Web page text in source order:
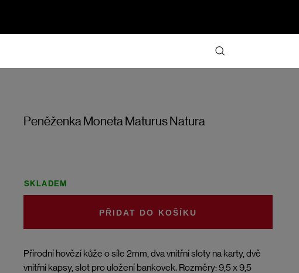
Peněženka Moneta Maturus Natura
Přírodní hovězí kůže o síle 2mm, dva vnitřní sloty na karty, dvě
vnitřní kapsy, slot pro uložení bankovek. Rozměry: 9,5 x 9,5
SKLADEM
DO KOŠÍKU